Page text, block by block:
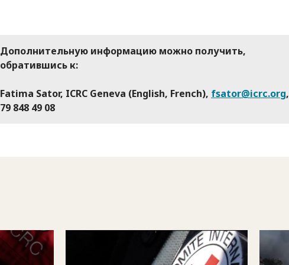
Дополнительную информацию можно получить,
обратившись к:
Fatima Sator, ICRC Geneva (English, French), fsator@icrc.org
79 848 49 08